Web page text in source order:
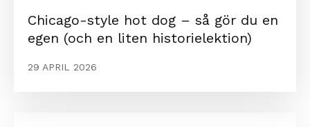
Chicago-style hot dog – så gör du en
egen (och en liten historielektion)
29 APRIL 2026